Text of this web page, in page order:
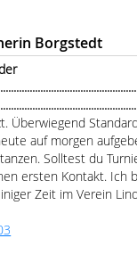
Borgstedt
Überwiegend
auf morgen
Solltest du
ersten Kontakt. Ich
Zeit im Verein